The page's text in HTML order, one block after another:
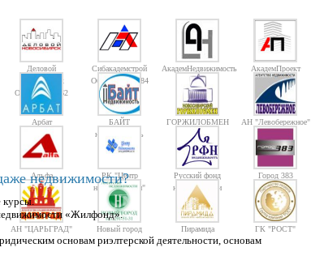
Деловой
Новосибирск
Объектов: 1362
Сибакадемстрой
Объектов: 10084
АкадемНедвижимость АкадемПроект
Арбат
БАЙТ
недвижимость
ГОРЖИЛОБМЕН АН "Левобережное"
Альфа
РК "Центр
недвижимости"
Русский фонд
недвижимости
Город 383
АН "ЦАРЬГРАД" Новый город Пирамида ГК "РОСТ"
недвижимости?
курсы.
«Жилфонд».
основам риэлтерской деятельности, основам